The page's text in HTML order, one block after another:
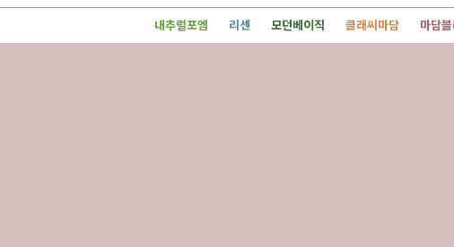
내추럴포엠 리센 모던베이직 클래씨마담 마담